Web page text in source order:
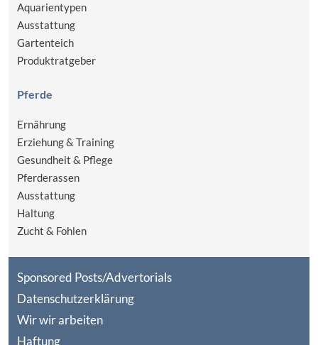
Aquarientypen
Ausstattung
Gartenteich
Produktratgeber
Pferde
Ernährung
Erziehung & Training
Gesundheit & Pflege
Pferderassen
Ausstattung
Haltung
Zucht & Fohlen
Sponsored Posts/Advertorials
Datenschutzerklärung
Wir wir arbeiten
Haftung